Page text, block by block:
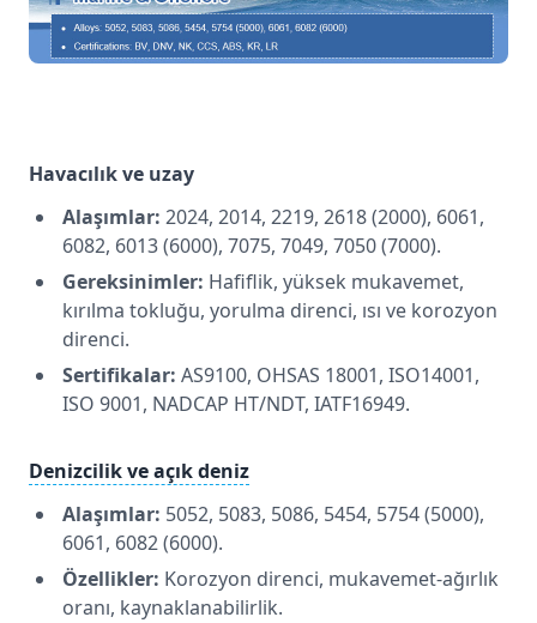
Havacılık ve uzay
Alaşımlar: 2024, 2014, 2219, 2618 (2000), 6061,
6082, 6013 (6000), 7075, 7049, 7050 (7000).
Gereksinimler: Hafiflik, yüksek mukavemet,
kırılma tokluğu, yorulma direnci, ısı ve korozyon
direnci.
Sertifikalar: AS9100, OHSAS 18001, ISO14001,
ISO 9001, NADCAP HT/NDT, IATF16949.
Denizcilik ve açık deniz
Alaşımlar: 5052, 5083, 5086, 5454, 5754 (5000),
6061, 6082 (6000).
Özellikler: Korozyon direnci, mukavemet-ağırlık
oranı, kaynaklanabilirlik.